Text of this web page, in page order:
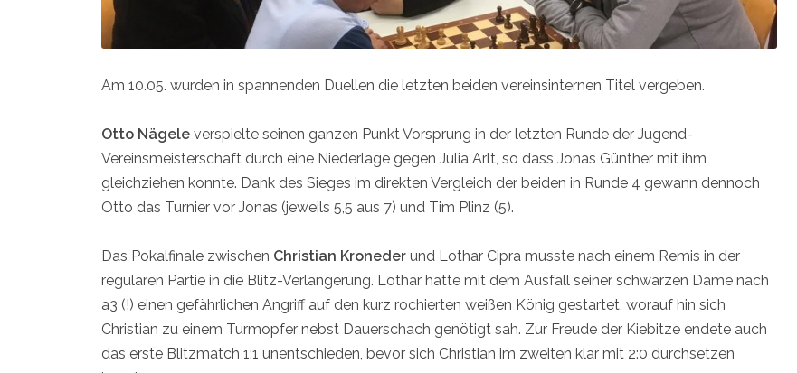
Am 10.05. wurden in spannenden Duellen die letzten beiden vereinsinternen Titel vergeben.
Otto Nägele verspielte seinen ganzen Punkt Vorsprung in der letzten Runde der Jugend-
Vereinsmeisterschaft durch eine Niederlage gegen Julia Arlt, so dass Jonas Günther mit ihm
gleichziehen konnte. Dank des Sieges im direkten Vergleich der beiden in Runde 4 gewann dennoch
Otto das Turnier vor Jonas (jeweils 5,5 aus 7) und Tim Plinz (5).
Das Pokalfinale zwischen Christian Kroneder und Lothar Cipra musste nach einem Remis in der
regulären Partie in die Blitz-Verlängerung. Lothar hatte mit dem Ausfall seiner schwarzen Dame nach
a3 (!) einen gefährlichen Angriff auf den kurz rochierten weißen König gestartet, worauf hin sich
Christian zu einem Turmopfer nebst Dauerschach genötigt sah. Zur Freude der Kiebitze endete auch
das erste Blitzmatch 1:1 unentschieden, bevor sich Christian im zweiten klar mit 2:0 durchsetzen